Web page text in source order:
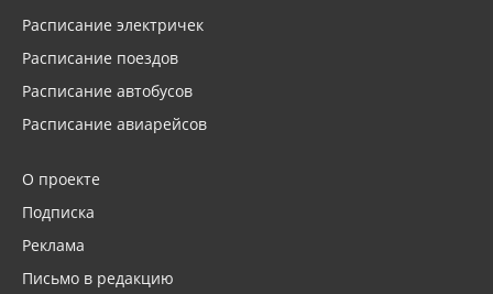
Расписание электричек
Расписание поездов
Расписание автобусов
Расписание авиарейсов
О проекте
Подписка
Реклама
Письмо в редакцию